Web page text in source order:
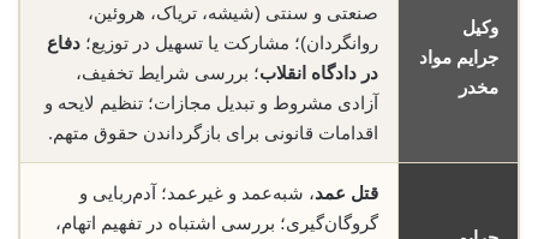
وکیل
جرایم مواد
مخدر
صنعتی و سنتی (شیشه، تریاک، هروئین،
روانگردان)؛ مشارکت یا تسهیل در توزیع؛ دفاع
در دادگاه انقلاب؛ بررسی شرایط تخفیف،
آزادی مشروط و تبدیل مجازات؛ تنظیم لایحه و
اقدامات قانونی برای بازگرداندن حقوق متهم.
قتل عمد، شبه‌عمد و غیرعمد؛ آدم‌ربایی و
گروگان‌گیری؛ بررسی اشتباه در تفهیم اتهام،